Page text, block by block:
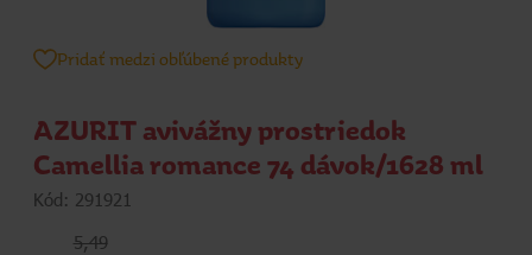
Pridať medzi obľúbené produkty
AZURIT avivážny prostriedok
Camellia romance 74 dávok/1628 ml
Kód: 291921
5,49